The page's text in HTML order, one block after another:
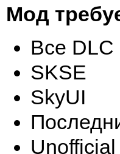
Мод
Все DLC
SKSE
SkyUI